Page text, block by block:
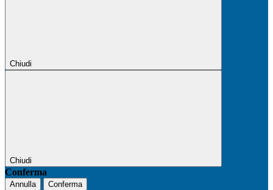
Chiudi
Chiudi
Conferma
Annulla Conferma